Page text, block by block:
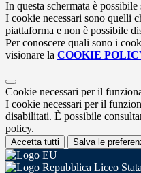
In questa schermata è
I cookie necessari sono quelli
piattaforma e non è possibile
Per conoscere quali sono i
visionare la COOKIE
Cookie necessari per il
I cookie necessari per il
disabilitati. È possibile
policy.
Accetta tutti Salva le
Liceo